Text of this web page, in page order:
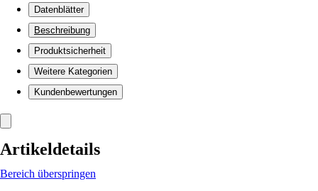
Datenblätter
Beschreibung
Produktsicherheit
Weitere Kategorien
Kundenbewertungen
Artikeldetails
Bereich überspringen